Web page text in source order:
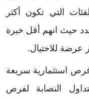
التي تكون أكثر
حيث انهم أقل خبرة
عرضة للاحتيال.
استثمارية سريعة
النصابة لفرص